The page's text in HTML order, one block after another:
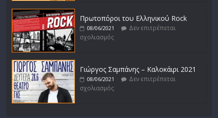
Πρωτοπόροι του Ελληνικού Rock
08/06/2021
Δεν επιτρέπεται
σχολιασμός
Γιώργος Σαμπάνης – Καλοκάιρι 2021
08/06/2021
Δεν επιτρέπεται
σχολιασμός